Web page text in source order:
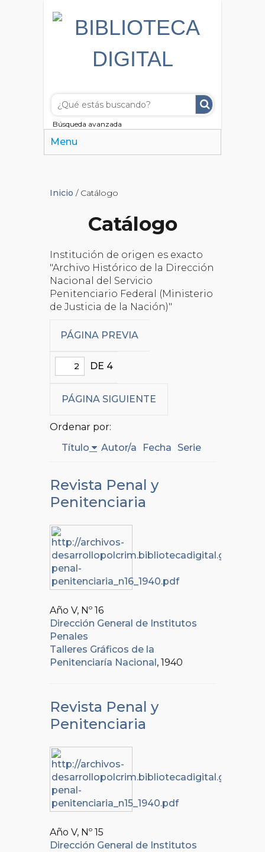
Búsqueda avanzada
Menu
Inicio / Catálogo
Catálogo
Institución de origen es exacto
"Archivo Histórico de la Dirección
Nacional del Servicio
Penitenciario Federal (Ministerio
de Justicia de la Nación)"
PÁGINA PREVIA
DE 4
PÁGINA SIGUIENTE
Ordenar por:
Título
Autor/a Fecha Serie
Revista Penal y
Penitenciaria
Año V, Nº 16
Dirección General de Institutos
Penales
Talleres Gráficos de la
Penitenciaría Nacional , 1940
Revista Penal y
Penitenciaria
Año V, Nº 15
Dirección General de Institutos